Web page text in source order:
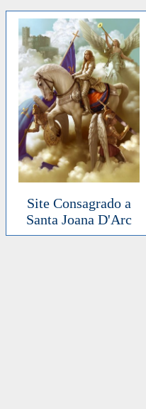
Site Consagrado a
Santa Joana D'Arc